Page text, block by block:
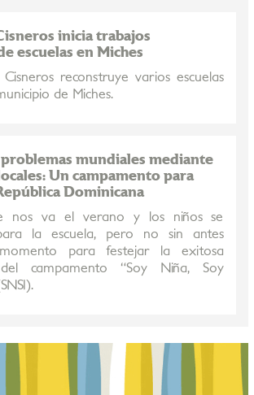
inicia trabajos
escuelas en Miches
Cisneros reconstruye varios escuelas
de Miches.
mundiales mediante
Un campamento para
Dominicana
nos va el verano y los niños se
la escuela, pero no sin antes
para festejar la exitosa
del campamento “Soy Niña, Soy